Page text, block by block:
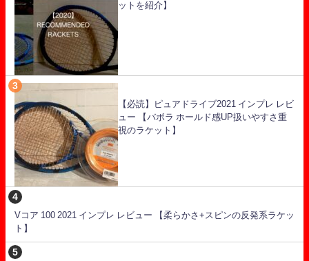
ットを紹介】
【必読】ピュアドライブ2021 インプレ レビ
ュー 【バボラ ホールド感UP扱いやすさ重
視のラケット】
Vコア 100 2021 インプレ レビュー 【柔らかさ+スピンの反発系ラケッ
ト】